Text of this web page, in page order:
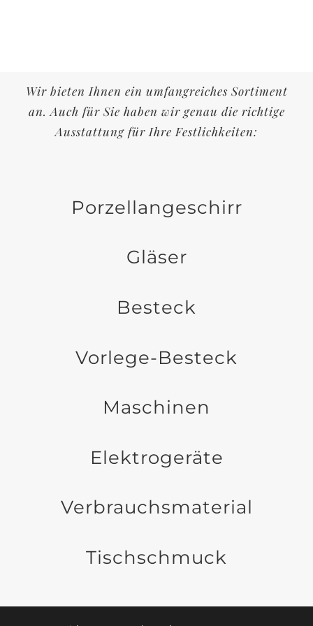
Wir bieten Ihnen ein umfangreiches Sortiment
an. Auch für Sie haben wir genau die richtige
Ausstattung für Ihre Festlichkeiten:
Porzellangeschirr
Gläser
Besteck
Vorlege-Besteck
Maschinen
Elektrogeräte
Verbrauchsmaterial
Tischschmuck